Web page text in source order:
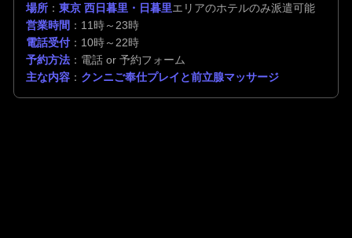
場所 ： 東京 西日暮里・日暮里エリアのホテルのみ派遣可能
営業時間 ：11時～23時
電話受付：10時～22時
予約方法 ：電話 or 予約フォーム
主な内容 ： クンニご奉仕プレイと前立腺マッサージ